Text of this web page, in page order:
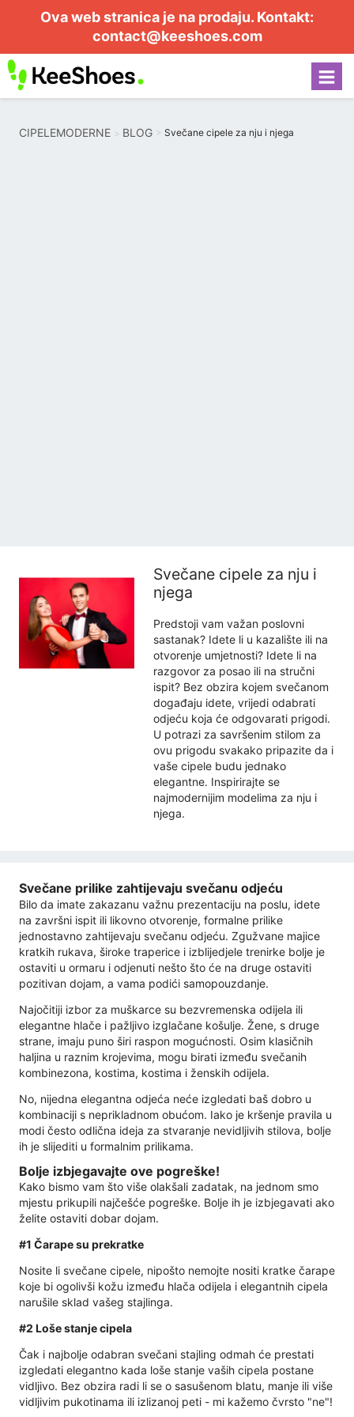
Ova web stranica je na prodaju. Kontakt:
contact@keeshoes.com
CIPELEMODERNE BLOG Svečane cipele za nju i njega
Svečane cipele za nju i
njega
Predstoji vam važan poslovni
sastanak? Idete li u kazalište ili na
otvorenje umjetnosti? Idete li na
razgovor za posao ili na stručni
ispit? Bez obzira kojem svečanom
događaju idete, vrijedi odabrati
odjeću koja će odgovarati prigodi.
U potrazi za savršenim stilom za
ovu prigodu svakako pripazite da i
vaše cipele budu jednako
elegantne. Inspirirajte se
najmodernijim modelima za nju i
njega.
Svečane prilike zahtijevaju svečanu odjeću
Bilo da imate zakazanu važnu prezentaciju na poslu, idete
na završni ispit ili likovno otvorenje, formalne prilike
jednostavno zahtijevaju svečanu odjeću. Zgužvane majice
kratkih rukava, široke traperice i izblijedjele trenirke bolje je
ostaviti u ormaru i odjenuti nešto što će na druge ostaviti
pozitivan dojam, a vama podići samopouzdanje.
Najočitiji izbor za muškarce su bezvremenska odijela ili
elegantne hlače i pažljivo izglačane košulje. Žene, s druge
strane, imaju puno širi raspon mogućnosti. Osim klasičnih
haljina u raznim krojevima, mogu birati između svečanih
kombinezona, kostima, kostima i ženskih odijela.
No, nijedna elegantna odjeća neće izgledati baš dobro u
kombinaciji s neprikladnom obućom. Iako je kršenje pravila u
modi često odlična ideja za stvaranje nevidljivih stilova, bolje
ih je slijediti u formalnim prilikama.
Bolje izbjegavajte ove pogreške!
Kako bismo vam što više olakšali zadatak, na jednom smo
mjestu prikupili najčešće pogreške. Bolje ih je izbjegavati ako
želite ostaviti dobar dojam.
#1 Čarape su prekratke
Nosite li svečane cipele, nipošto nemojte nositi kratke čarape
koje bi ogolivši kožu između hlača odijela i elegantnih cipela
narušile sklad vašeg stajlinga.
#2 Loše stanje cipela
Čak i najbolje odabran svečani stajling odmah će prestati
izgledati elegantno kada loše stanje vaših cipela postane
vidljivo. Bez obzira radi li se o sasušenom blatu, manje ili više
vidljivim pukotinama ili izlizanoj peti - mi kažemo čvrsto "ne"!